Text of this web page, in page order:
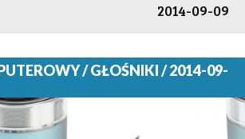
2014-09-09
/ GŁOŚNIKI / 2014-09-